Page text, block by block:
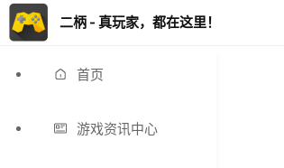
二柄 - 真玩家，都在这里！
首页
游戏资讯中心